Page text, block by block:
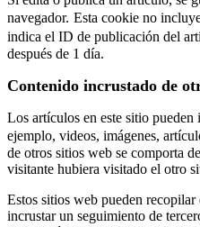
navegador. Esta cookie no
indica el ID de publicación del
después de 1 día.
Contenido incrustado de
Los artículos en este sitio
ejemplo, videos, imágenes,
de otros sitios web se comporta
visitante hubiera visitado el otro
Estos sitios web pueden recopilar
incrustar un seguimiento de